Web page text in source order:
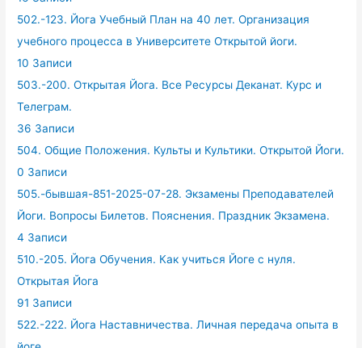
502.-123. Йога Учебный План на 40 лет. Организация
учебного процесса в Университете Открытой йоги.
10 Записи
503.-200. Открытая Йога. Все Ресурсы Деканат. Курс и
Телеграм.
36 Записи
504. Общие Положения. Культы и Культики. Открытой Йоги.
0 Записи
505.-бывшая-851-2025-07-28. Экзамены Преподавателей
Йоги. Вопросы Билетов. Пояснения. Праздник Экзамена.
4 Записи
510.-205. Йога Обучения. Как учиться Йоге с нуля.
Открытая Йога
91 Записи
522.-222. Йога Наставничества. Личная передача опыта в